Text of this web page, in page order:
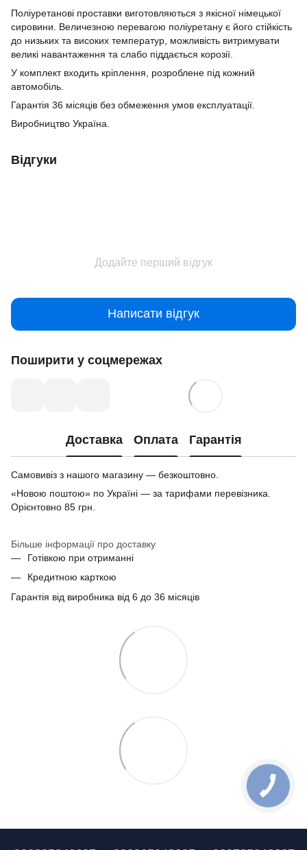
Поліуретанові проставки виготовляються з якісної німецької
сировини.
Величезною перевагою поліуретану є його стійкість
до низьких та високих температур, можливість витримувати
великі навантаження та слабо піддається корозії.
У комплект входить кріплення, розроблене під кожний
автомобіль.
Гарантія 36 місяців без обмеження умов експлуатації.
Виробництво Україна.
Відгуки
Додайте перший відгук
Написати відгук
Поширити у соцмережах
Доставка Оплата Гарантія
Самовивіз з нашого магазину — безкоштовно.
«Новою поштою» по Україні — за тарифами перевізника.
Орієнтовно 85 грн.
Більше інформації про доставку
Готівкою при отриманні
Кредитною карткою
Гарантія від виробника від 6 до 36 місяців